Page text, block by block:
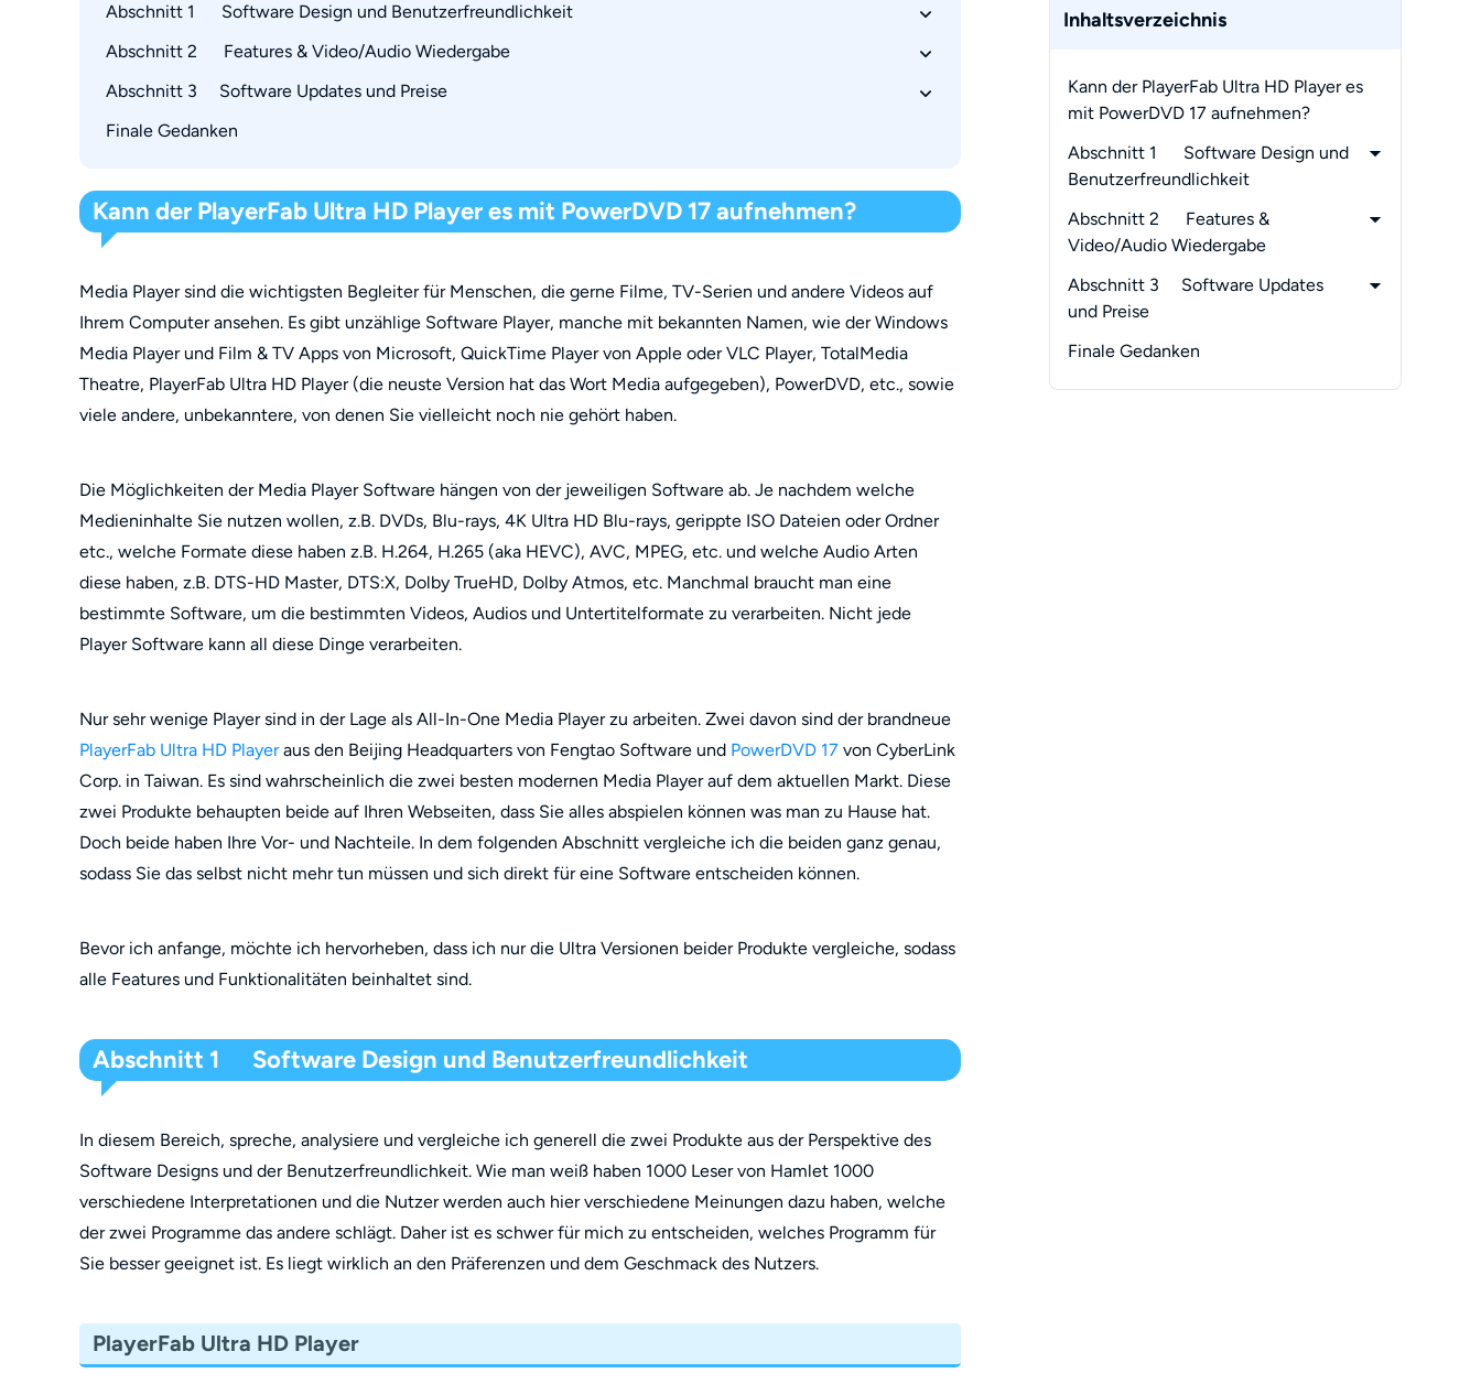
Abschnitt 1      Software Design und Benutzerfreundlichkeit
PlayerFab Ultra HD Player
PowerDVD 17
Zusammenfassung
Abschnitt 2      Features & Video/Audio Wiedergabe
PlayerFab Ultra HD Player
PowerDVD 17
Zusammenfassung
Abschnitt 3     Software Updates und Preise
PowerDVD 17
Finale Gedanken
Kann der PlayerFab Ultra HD Player es mit PowerDVD 17 aufnehmen?
Media Player sind die wichtigsten Begleiter für Menschen, die gerne Filme, TV-Serien und andere Videos auf
Ihrem Computer ansehen. Es gibt unzählige Software Player, manche mit bekannten Namen, wie der Windows
Media Player und Film & TV Apps von Microsoft, QuickTime Player von Apple oder VLC Player, TotalMedia
Theatre, PlayerFab Ultra HD Player (die neuste Version hat das Wort Media aufgegeben), PowerDVD, etc., sowie
viele andere, unbekanntere, von denen Sie vielleicht noch nie gehört haben.
Die Möglichkeiten der Media Player Software hängen von der jeweiligen Software ab. Je nachdem welche
Medieninhalte Sie nutzen wollen, z.B. DVDs, Blu-rays, 4K Ultra HD Blu-rays, gerippte ISO Dateien oder Ordner
etc., welche Formate diese haben z.B. H.264, H.265 (aka HEVC), AVC, MPEG, etc. und welche Audio Arten
diese haben, z.B. DTS-HD Master, DTS:X, Dolby TrueHD, Dolby Atmos, etc. Manchmal braucht man eine
bestimmte Software, um die bestimmten Videos, Audios und Untertitelformate zu verarbeiten. Nicht jede
Player Software kann all diese Dinge verarbeiten.
Nur sehr wenige Player sind in der Lage als All-In-One Media Player zu arbeiten. Zwei davon sind der brandneue
PlayerFab Ultra HD Playeraus den Beijing Headquarters von Fengtao Software und PowerDVD 17 von CyberLink
Corp. in Taiwan. Es sind wahrscheinlich die zwei besten modernen Media Player auf dem aktuellen Markt. Diese
zwei Produkte behaupten beide auf Ihren Webseiten, dass Sie alles abspielen können was man zu Hause hat.
Doch beide haben Ihre Vor- und Nachteile. In dem folgenden Abschnitt vergleiche ich die beiden ganz genau,
sodass Sie das selbst nicht mehr tun müssen und sich direkt für eine Software entscheiden können.
Bevor ich anfange, möchte ich hervorheben, dass ich nur die Ultra Versionen beider Produkte vergleiche, sodass
alle Features und Funktionalitäten beinhaltet sind.
Abschnitt 1 Software Design und Benutzerfreundlichkeit
In diesem Bereich, spreche, analysiere und vergleiche ich generell die zwei Produkte aus der Perspektive des
Software Designs und der Benutzerfreundlichkeit. Wie man weiß haben 1000 Leser von Hamlet 1000
verschiedene Interpretationen und die Nutzer werden auch hier verschiedene Meinungen dazu haben, welche
der zwei Programme das andere schlägt. Daher ist es schwer für mich zu entscheiden, welches Programm für
Sie besser geeignet ist. Es liegt wirklich an den Präferenzen und dem Geschmack des Nutzers.
PlayerFab Ultra HD Player
Inhaltsverzeichnis
Kann der PlayerFab Ultra HD Player es
mit PowerDVD 17 aufnehmen?
Abschnitt 1 Software Design und
Benutzerfreundlichkeit
- PlayerFab Ultra HD Player
- PowerDVD 17
-
Zusammenfassung
Abschnitt 2 Features &
Video/Audio Wiedergabe
- PlayerFab Ultra HD Player
- PowerDVD 17
-
Andere Unterschiede, die mir bisher
- Zusammenfassung
Abschnitt 3 Software Updates
und Preise
- PowerDVD 17
Finale Gedanken